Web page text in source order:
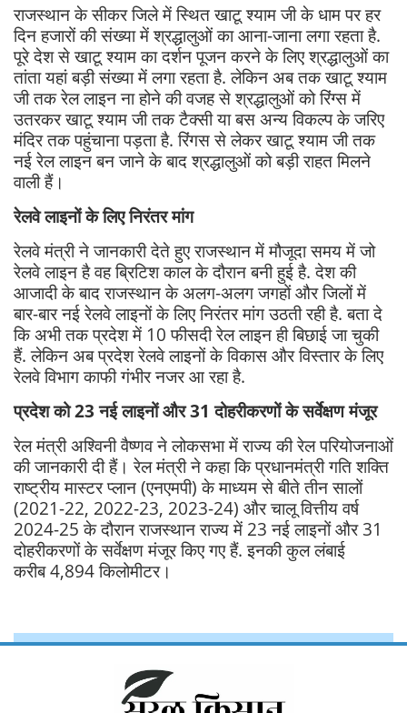
राजस्थान के सीकर जिले में स्थित खाटू श्याम जी के धाम पर हर
दिन हजारों की संख्या में श्रद्धालुओं का आना-जाना लगा रहता है.
पूरे देश से खाटू श्याम का दर्शन पूजन करने के लिए श्रद्धालुओं का
तांता यहां बड़ी संख्या में लगा रहता है. लेकिन अब तक खाटू श्याम
जी तक रेल लाइन ना होने की वजह से श्रद्धालुओं को रिंग्स में
उतरकर खाटू श्याम जी तक टैक्सी या बस अन्य विकल्प के जरिए
मंदिर तक पहुंचाना पड़ता है. रिंगस से लेकर खाटू श्याम जी तक
नई रेल लाइन बन जाने के बाद श्रद्धालुओं को बड़ी राहत मिलने
वाली हैं।
रेलवे लाइनों के लिए निरंतर मांग
रेलवे मंत्री ने जानकारी देते हुए राजस्थान में मौजूदा समय में जो
रेलवे लाइन है वह ब्रिटिश काल के दौरान बनी हुई है. देश की
आजादी के बाद राजस्थान के अलग-अलग जगहों और जिलों में
बार-बार नई रेलवे लाइनों के लिए निरंतर मांग उठती रही है. बता दे
कि अभी तक प्रदेश में 10 फीसदी रेल लाइन ही बिछाई जा चुकी
हैं. लेकिन अब प्रदेश रेलवे लाइनों के विकास और विस्तार के लिए
रेलवे विभाग काफी गंभीर नजर आ रहा है.
प्रदेश को 23 नई लाइनों और 31 दोहरीकरणों के सर्वेक्षण मंजूर
रेल मंत्री अश्विनी वैष्णव ने लोकसभा में राज्य की रेल परियोजनाओं
की जानकारी दी हैं। रेल मंत्री ने कहा कि प्रधानमंत्री गति शक्ति
राष्ट्रीय मास्टर प्लान (एनएमपी) के माध्यम से बीते तीन सालों
(2021-22, 2022-23, 2023-24) और चालू वित्तीय वर्ष
2024-25 के दौरान राजस्थान राज्य में 23 नई लाइनों और 31
दोहरीकरणों के सर्वेक्षण मंजूर किए गए हैं. इनकी कुल लंबाई
करीब 4,894 किलोमीटर।